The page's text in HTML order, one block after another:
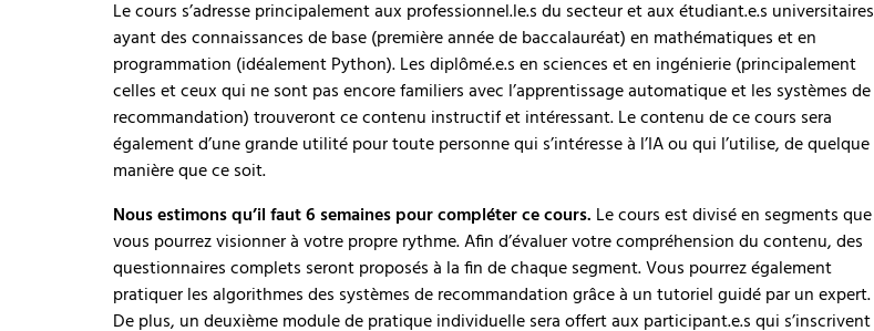
Le cours s’adresse principalement aux professionnel.le.s du secteur et aux étudiant.e.s universitaires
ayant des connaissances de base (première année de baccalauréat) en mathématiques et en
programmation (idéalement Python). Les diplômé.e.s en sciences et en ingénierie (principalement
celles et ceux qui ne sont pas encore familiers avec l’apprentissage automatique et les systèmes de
recommandation) trouveront ce contenu instructif et intéressant. Le contenu de ce cours sera
également d’une grande utilité pour toute personne qui s’intéresse à l’IA ou qui l’utilise, de quelque
manière que ce soit.
Nous estimons qu’il faut 6 semaines pour compléter ce cours. Le cours est divisé en segments que
vous pourrez visionner à votre propre rythme. Afin d’évaluer votre compréhension du contenu, des
questionnaires complets seront proposés à la fin de chaque segment. Vous pourrez également
pratiquer les algorithmes des systèmes de recommandation grâce à un tutoriel guidé par un expert.
De plus, un deuxième module de pratique individuelle sera offert aux participant.e.s qui s’inscrivent